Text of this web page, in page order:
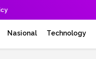
Nasional Technology